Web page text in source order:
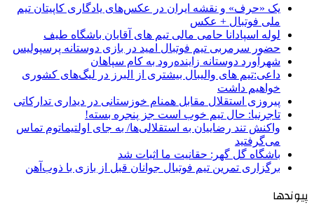
یک «حرف» و نقشه ایران در عکس‌های یادگاری کاپیتان تیم
ملی فوتبال + عکس
لوله اسپادانا حامی مالی تیم های آقایان باشگاه طیف
حضور سرمربی تیم فوتبال امید در بازی دوستانه پرسپولیس
شهرآورد دوستانه زاینده‌رود به کام سپاهان
داعی:تیم های والیبال بیشتری از البرز در لیگ‌های کشوری
خواهیم داشت
پیروزی استقلال مقابل همنام خوزستانی در دیداری تدارکاتی
تاجرنیا: حال تیم خوب است جز پنجره بسته!
واکنش تند رضاییان به استقلالی‌ها/ به جای اولتیماتوم تماس
می‌گرفتید
باشگاه گل گهر: حقانیت ما اثبات شد
برگزاری تمرین تیم فوتبال جوانان قبل از بازی با ذوب‌آهن
پیوندها